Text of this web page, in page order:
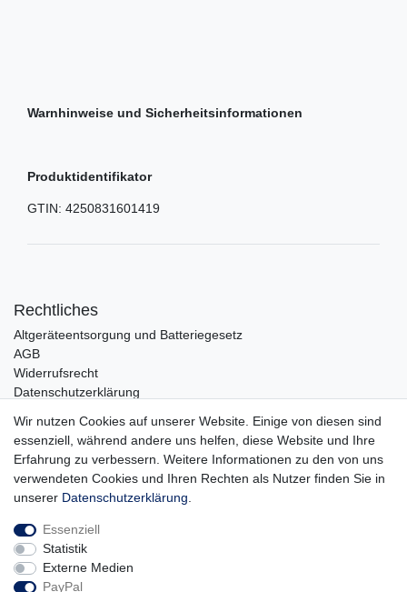
Warnhinweise und Sicherheitsinformationen
Produktidentifikator
GTIN: 4250831601419
Rechtliches
Altgeräteentsorgung und Batteriegesetz
AGB
Widerrufsrecht
Datenschutzerklärung
Impressum
Service
Zahlungsarten
Lieferung und Abholung
Unternehmen
Über uns
Karriere
Wir nutzen Cookies auf unserer Website. Einige von diesen sind
essenziell, während andere uns helfen, diese Website und Ihre
Erfahrung zu verbessern. Weitere Informationen zu den von uns
verwendeten Cookies und Ihren Rechten als Nutzer finden Sie in
unserer Daten­schutz­erklärung
Essenziell
Statistik
Externe Medien
PayPal